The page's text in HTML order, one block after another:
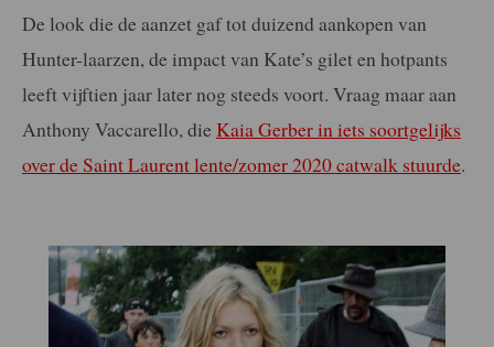
De look die de aanzet gaf tot duizend aankopen van
Hunter-laarzen, de impact van Kate’s gilet en hotpants
leeft vijftien jaar later nog steeds voort. Vraag maar aan
Anthony Vaccarello, die Kaia Gerber in iets soortgelijks
over de Saint Laurent lente/zomer 2020 catwalk stuurde.